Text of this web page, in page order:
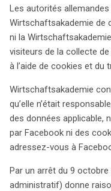
Facebook, pour
affaire pourrait
dans le traitement
accentuant
protection des
Les autorités
Wirtschaftsakademie de
ni la
visiteurs de la collecte
à l’aide de cookies et du
Wirtschaftsakademie
qu’elle n’était
des données applicable,
par Facebook ni des
adressez-vous à
Par un arrêt du 9
administratif) donne